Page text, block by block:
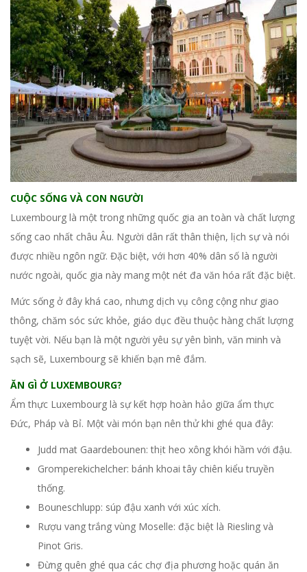
CUỘC SỐNG VÀ CON NGƯỜI
Luxembourg là một trong những quốc gia an toàn và chất lượng
sống cao nhất châu Âu. Người dân rất thân thiện, lịch sự và nói
được nhiều ngôn ngữ. Đặc biệt, với hơn 40% dân số là người
nước ngoài, quốc gia này mang một nét đa văn hóa rất đặc biệt.
Mức sống ở đây khá cao, nhưng dịch vụ công cộng như giao
thông, chăm sóc sức khỏe, giáo dục đều thuộc hàng chất lượng
tuyệt vời. Nếu bạn là một người yêu sự yên bình, văn minh và
sạch sẽ, Luxembourg sẽ khiến bạn mê đắm.
ĂN GÌ Ở LUXEMBOURG?
Ẩm thực Luxembourg là sự kết hợp hoàn hảo giữa ẩm thực
Đức, Pháp và Bỉ. Một vài món bạn nên thử khi ghé qua đây:
Judd mat Gaardebounen: thịt heo xông khói hầm với đậu.
Gromperekichelcher: bánh khoai tây chiên kiểu truyền
thống.
Bouneschlupp: súp đậu xanh với xúc xích.
Rượu vang trắng vùng Moselle: đặc biệt là Riesling và
Pinot Gris.
Đừng quên ghé qua các chợ địa phương hoặc quán ăn